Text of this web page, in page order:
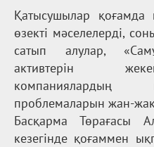
Қатысушылар қоғамда
өзекті мәселелерді,
сатып алулар,
активтерін
компаниялардың
проблемаларын жан-
Басқарма Төрағасы
кезегінде қоғаммен